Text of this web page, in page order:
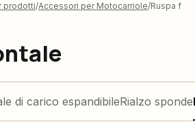
prodotti Accessori per Motocarriole Ruspa
di carico espandibileRialzo sponde